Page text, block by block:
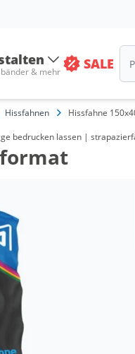
& mehr SALE
Hissfahnen Hissfahne
bedrucken lassen |